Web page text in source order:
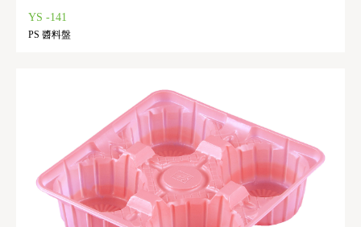
YS -141
PS 醬料盤